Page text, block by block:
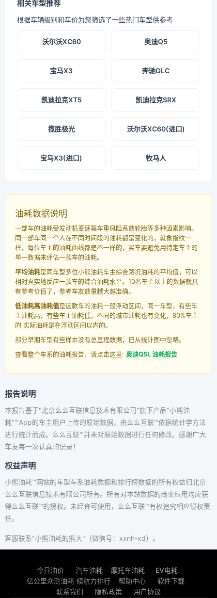
相关车型推荐
根据车辆级别和车价为您筛选了一些热门车型供参考
沃尔沃XC60 奥迪Q5
宝马X3 奔驰GLC
凯迪拉克XT5 凯迪拉克SRX
揽胜极光 沃尔沃XC60(进口)
宝马X3(进口) 牧马人
油耗数据说明
一部车的油耗受发动机变速箱车重风阻系数轮胎等多种因素影响。
同一部车同一个人在不同时间段的油耗都是变化的，就象指纹一
样，每位车主的油耗曲线都是不一样的，买车要避免用特定车主的
单一数据来评估一款车的油耗。
平均油耗是同车型多位小熊油耗车主综合路况油耗的平均值，可以
相对真实地反应一款车的综合油耗水平。10名车主以上的数据就具
有参考价值了，参考车友数量越大越准确。
低油耗高油耗值是这款车的油耗一般浮动区间，同一车型，有些车
主油耗高，有些车主油耗低，不同的城市油耗也有变化，80%车主
的 实际油耗是在浮动区间以内的。
部分早期车型有些样本没有总里程数据，已从统计图中忽略。
查看整个车系的油耗报告，请点击这里: 奥迪Q5L 油耗报告
报告说明
本报告基于"北京么么互联信息技术有限公司"旗下产品"小熊油
耗"™App的车主用户上传的原始数据，由么么互联™依据统计学方法
进行统计而成。么么互联™并未对原始数据进行任何修改。感谢广大
车友每一次认真的记录！
权益声明
小熊油耗™网站的车型车系油耗数据和排行榜数据的所有权益归北京
么么互联信息技术有限公司所有。所有对本站数据的商业应用均应获
得么么互联™的授权。未经许可使用，么么互联™有权追究相应侵权责
任。
客服联系"小熊油耗的熊大"（微信号：xxnh-xd）。
今日油价 汽车油耗 摩托车油耗
EV电耗
亿公里众测油耗 续航力排行 帮助中心
软件下载
联系我们
隐私政策 用户协议